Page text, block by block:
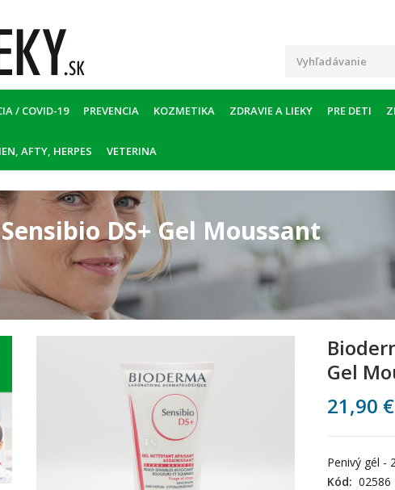
/ COVID-19 PREVENCIA KOZMETIKA ZDRAVIE A LIEKY PRE DETI
AFTY, HERPES VETERINA
DS+ Gel Moussant
Gel
21,90 €
Penivý gél -
Kód: 02586